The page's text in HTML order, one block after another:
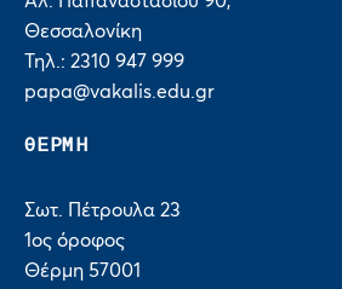
Θεσσαλονίκη
Τηλ.: 2310 947 999
papa@vakalis.edu.gr
ΘΕΡΜΗ
Σωτ. Πέτρουλα 23
1ος όροφος
Θέρμη 57001